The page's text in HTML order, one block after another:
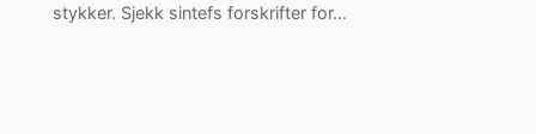
stykker. Sjekk sintefs forskrifter for…